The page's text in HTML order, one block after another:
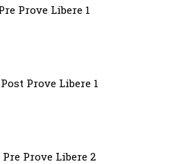
Prove Libere 1
Prove Libere 1
Prove Libere 2